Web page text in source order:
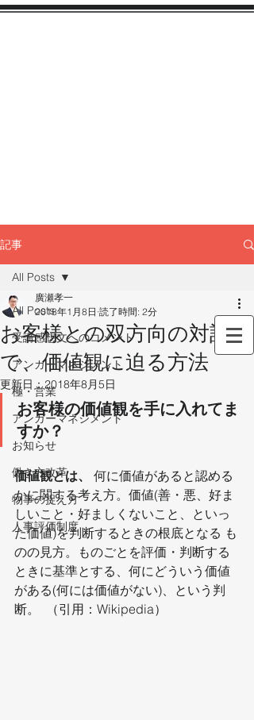
記事
All Posts
受講感想文へのコメント
アンガーマネジメント
極・営業
アンガーマネジメント
お知らせ
働き方改革
物事の捉え方
人事評価制度
All Posts
お客様との双方向の対話
で、価値観に迫る方法
廣瀬孝一
2018年1月8日 読了時間: 2分
更新日：2018年8月5日
お客様の価値観を手に入れてま
すか？
価値観とは、
何に価値があると認める
かに関する考え方。価値(善・悪、好ま
しいこと・好ましくないこと、といっ
た価値)を判断するときの根底となる も
のの見方。ものごとを評価・判断する
ときに基準とする、何にどういう価値
がある(何には価値がない)、という判
断。  （引用：Wikipedia）